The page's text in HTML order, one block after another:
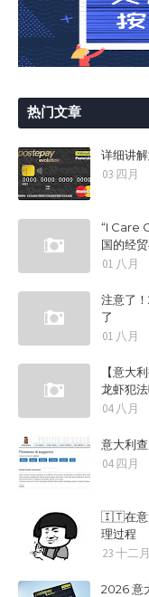
热门文章
详细讲
03 四月
“I Care
国的经
01 八月
注意了
了
01 八月
【意大
龙虾犯法
04 八月
意大利
04 四月
🇮🇹在意
理过程
23 十二月
2026 意